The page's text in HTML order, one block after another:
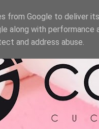
from Google to deliver
along with
and address abuse.